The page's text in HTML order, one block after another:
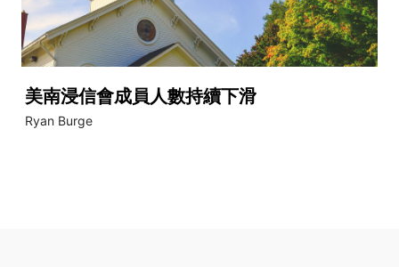
美南浸信會成員人數持續下滑
Ryan Burge